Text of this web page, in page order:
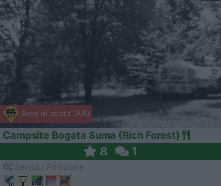
Area di sosta (AA)
Campsite Bogata Suma (Rich Forest)
8 1